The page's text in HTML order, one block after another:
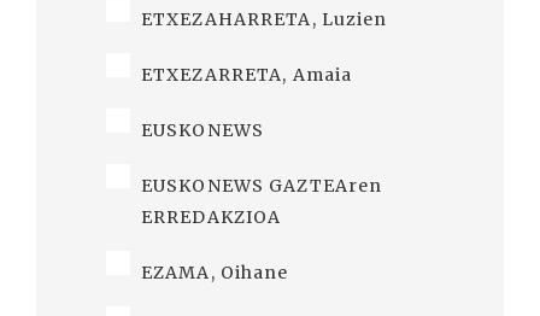
ETXEZAHARRETA, Luzien
ETXEZARRETA, Amaia
EUSKONEWS
EUSKONEWS GAZTEAren
ERREDAKZIOA
EZAMA, Oihane